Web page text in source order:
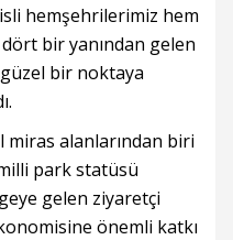
hemşehrilerimiz hem
bir yanından gelen
bir noktaya
alanlarından biri
park statüsü
gelen ziyaretçi
önemli katkı